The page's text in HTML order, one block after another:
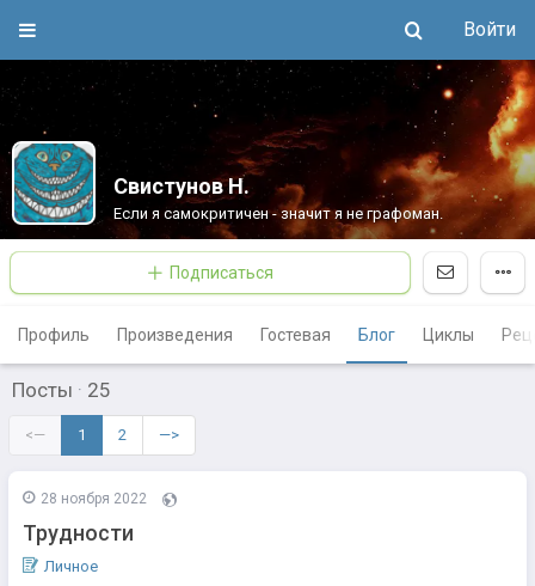
Войти
Свистунов Н.
Если я самокритичен - значит я не графоман.
Подписаться
Профиль Произведения Гостевая Блог Циклы
Посты · 25
<— 1 2 —>
28 ноября 2022
Трудности
Личное